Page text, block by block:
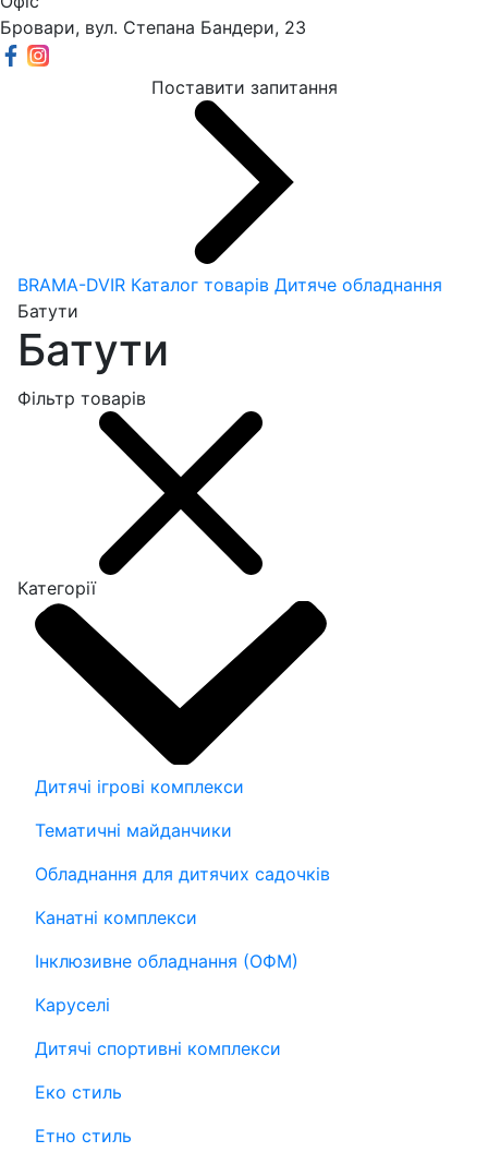
Бровари, вул. Степана Бандери, 23
Поставити запитання
BRAMA-DVIR Каталог товарів Дитяче обладнання
Батути
Батути
Фільтр товарів
Категорії
Дитячі ігрові комплекси
Тематичні майданчики
Обладнання для дитячих садочків
Канатні комплекси
Інклюзивне обладнання (ОФМ)
Каруселі
Дитячі спортивні комплекси
Еко стиль
Етно стиль